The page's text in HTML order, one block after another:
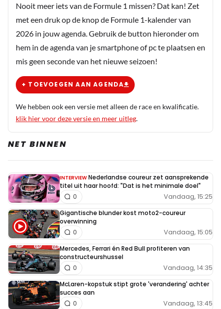
Nooit meer iets van de Formule 1 missen? Dat kan! Zet
met een druk op de knop de Formule 1-kalender van
2026 in jouw agenda. Gebruik de button hieronder om
hem in de agenda van je smartphone of pc te plaatsen en
mis geen seconde van het nieuwe seizoen!
+ TOEVOEGEN AAN AGENDA
We hebben ook een versie met alleen de race en kwalificatie.
klik hier voor deze versie en meer uitleg.
NET BINNEN
INTERVIEW Nederlandse coureur zet aansprekende
titel uit haar hoofd: "Dat is het minimale doel"
Vandaag, 15:25
0
Gigantische blunder kost moto2-coureur
overwinning
Vandaag, 15:05
0
Mercedes, Ferrari én Red Bull profiteren van
constructeurshussel
Vandaag, 14:35
0
McLaren-kopstuk stipt grote 'verandering' achter
succes aan
Vandaag, 13:45
0